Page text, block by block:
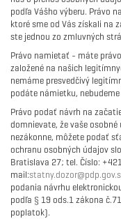
podľa Vášho výberu. Právo
ktoré sme od Vás získali na
ste jednou zo zmluvných
Právo namietať - máte
založené na našich
nemáme presvedčivý
podáte námietku,
Právo podať návrh na
domnievate, že vaše
nezákonne, môžete podať
ochranu osobných údajov
Bratislava 27; tel. Číslo:
mail:
podania návrhu
podľa § 19 ods.1 zákona
poplatok).